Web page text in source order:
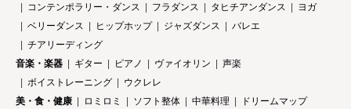
コンテンポラリー・ダンス
フラダンス タヒチアンダンス
ヨガ
ベリーダンス
ヒップホップ ジャズダンス
バレエ
チアリーディング
音楽・楽器
ギター ピアノ ヴァイオリン
声楽
ボイストレーニング
ウクレレ
美・食・健康
ロミロミ ソフト整体 中華料理
ドリームマップ